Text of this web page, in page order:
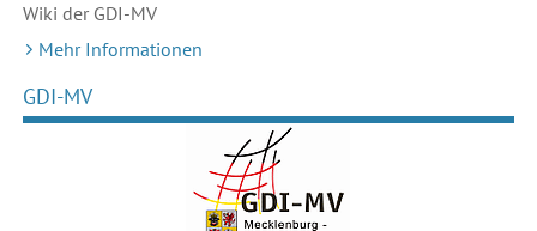
Wiki der GDI-MV
Mehr Informationen
GDI-MV